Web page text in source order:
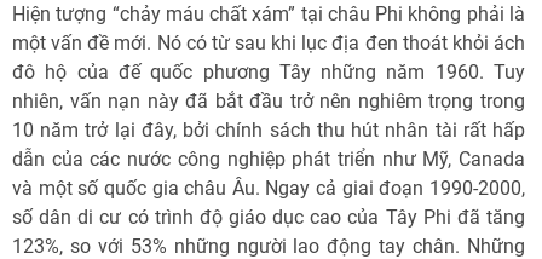
Hiện tượng “chảy máu chất xám” tại châu Phi không phải là
một vấn đề mới. Nó có từ sau khi lục địa đen thoát khỏi ách
đô hộ của đế quốc phương Tây những năm 1960. Tuy
nhiên, vấn nạn này đã bắt đầu trở nên nghiêm trọng trong
10 năm trở lại đây, bởi chính sách thu hút nhân tài rất hấp
dẫn của các nước công nghiệp phát triển như Mỹ, Canada
và một số quốc gia châu Âu. Ngay cả giai đoạn 1990-2000,
số dân di cư có trình độ giáo dục cao của Tây Phi đã tăng
123%, so với 53% những người lao động tay chân. Những